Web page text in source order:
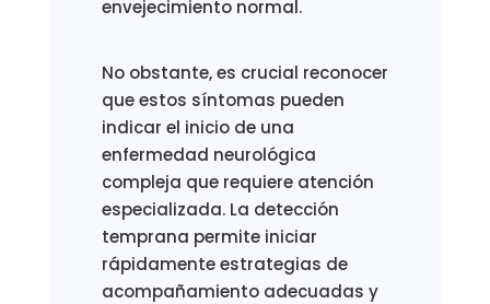
envejecimiento normal.
No obstante, es crucial reconocer
que estos síntomas pueden
indicar el inicio de una
enfermedad neurológica
compleja que requiere atención
especializada. La detección
temprana permite iniciar
rápidamente estrategias de
acompañamiento adecuadas y